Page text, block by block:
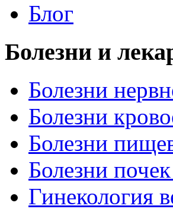
Блог
Болезни и
Болезни
Болезни
Болезни
Болезни
Гинекология